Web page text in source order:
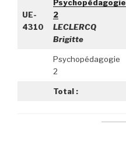
UE-
4310
Psychopédagogie
2
LECLERCQ
Brigitte
Psychopédagogie
2
Total :